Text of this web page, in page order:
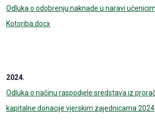
Odluka o odobrenju naknade u naravi
Kotoriba.docx
2024.
Odluka o načinu raspodjele sredstava iz
kapitalne donacije vjerskim zajednicama 2024